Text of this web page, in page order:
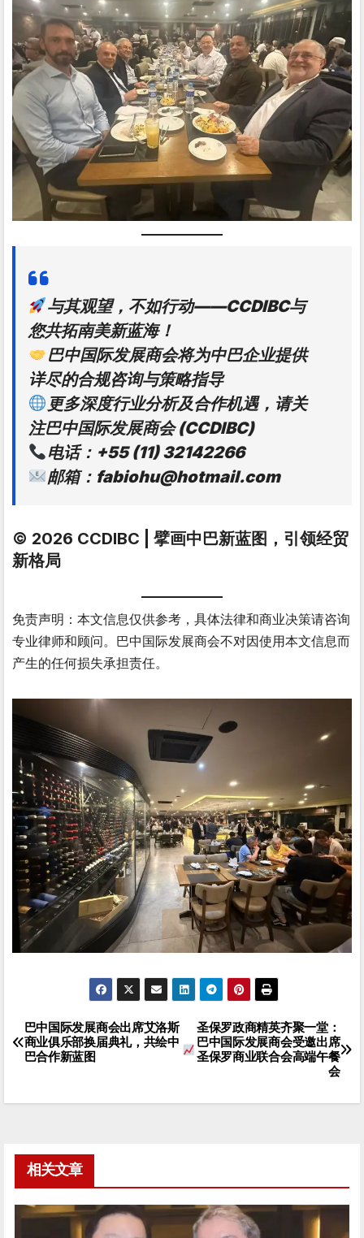
与其观望，不如行动——CCDIBC与
您共拓南美新蓝海！
巴中国际发展商会将为中巴企业提供
详尽的合规咨询与策略指导
更多深度行业分析及合作机遇，请关
注巴中国际发展商会 (CCDIBC)
电话：+55 (11) 32142266
邮箱：fabiohu@hotmail.com
© 2026 CCDIBC | 擘画中巴新蓝图，引领经贸
新格局
免责声明：本文信息仅供参考，具体法律和商业决策请咨询
专业律师和顾问。巴中国际发展商会不对因使用本文信息而
产生的任何损失承担责任。
文
章
导
圣保罗政商精英齐聚一堂：
巴中国际发展商会受邀出席
圣保罗商业联合会高端午餐
会
巴中国际发展商会出席艾洛斯
商业俱乐部换届典礼，共绘中
巴合作新蓝图
相关文章